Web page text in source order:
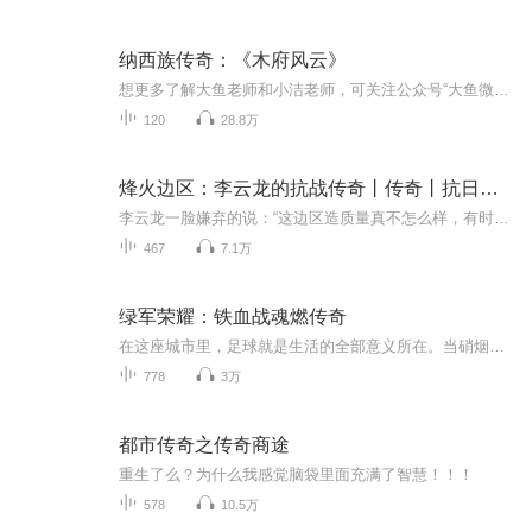
纳西族传奇：《木府风云》
120 28.8万
烽火边区：李云龙的抗战传奇丨传奇丨抗日丨免费收听
467 7.1万
绿军荣耀：铁血战魂燃传奇
778 3万
都市传奇之传奇商途
重生了么？为什么我感觉脑袋里面充满了智慧！！！
578 10.5万